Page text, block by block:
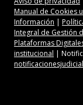
Manual de Cookies
Información |
Integral de Gestión
Plataformas
institucional |